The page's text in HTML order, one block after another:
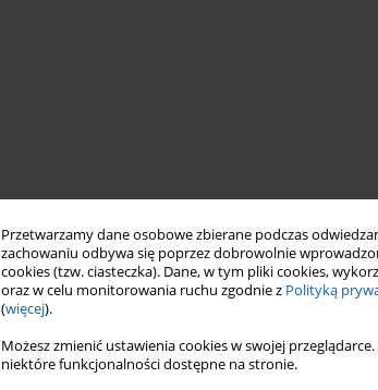
Przetwarzamy dane osobowe zbierane podczas
zachowaniu odbywa się poprzez dobrowolnie
cookies (tzw. ciasteczka). Dane, w tym pliki cookies,
oraz w celu monitorowania ruchu zgodnie z Polityką
(więcej).
Możesz zmienić ustawienia cookies w swojej
niektóre funkcjonalności dostępne na stronie.